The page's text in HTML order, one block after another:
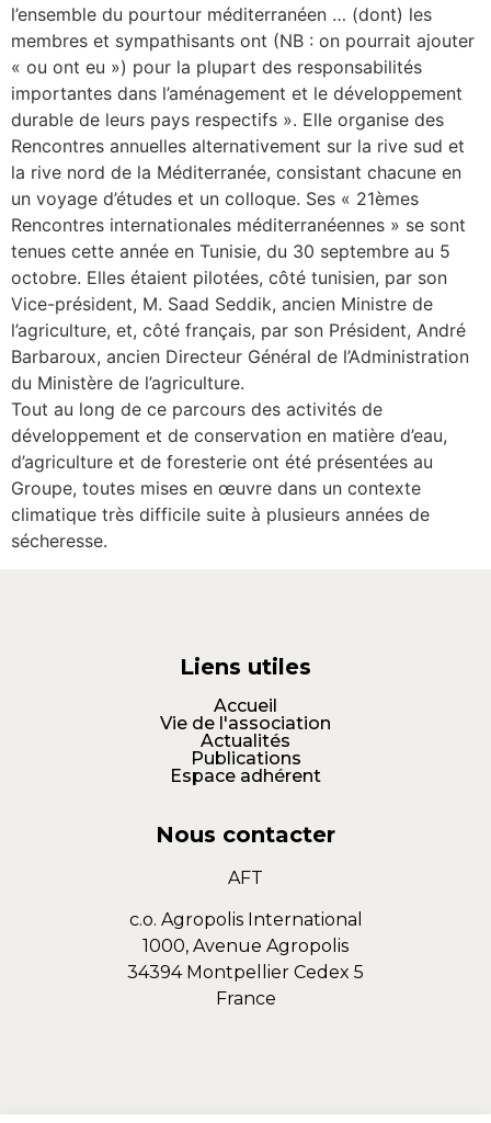
l’ensemble du pourtour méditerranéen … (dont) les
membres et sympathisants ont (NB : on pourrait ajouter
« ou ont eu ») pour la plupart des responsabilités
importantes dans l’aménagement et le développement
durable de leurs pays respectifs ». Elle organise des
Rencontres annuelles alternativement sur la rive sud et
la rive nord de la Méditerranée, consistant chacune en
un voyage d’études et un colloque. Ses « 21èmes
Rencontres internationales méditerranéennes » se sont
tenues cette année en Tunisie, du 30 septembre au 5
octobre. Elles étaient pilotées, côté tunisien, par son
Vice-président, M. Saad Seddik, ancien Ministre de
l’agriculture, et, côté français, par son Président, André
Barbaroux, ancien Directeur Général de l’Administration
du Ministère de l’agriculture.
Tout au long de ce parcours des activités de
développement et de conservation en matière d’eau,
d’agriculture et de foresterie ont été présentées au
Groupe, toutes mises en œuvre dans un contexte
climatique très difficile suite à plusieurs années de
sécheresse.
Liens utiles
Accueil
Vie de l'association
Actualités
Publications
Espace adhérent
Nous contacter
AFT
c.o. Agropolis International
1000, Avenue Agropolis
34394 Montpellier Cedex 5
France